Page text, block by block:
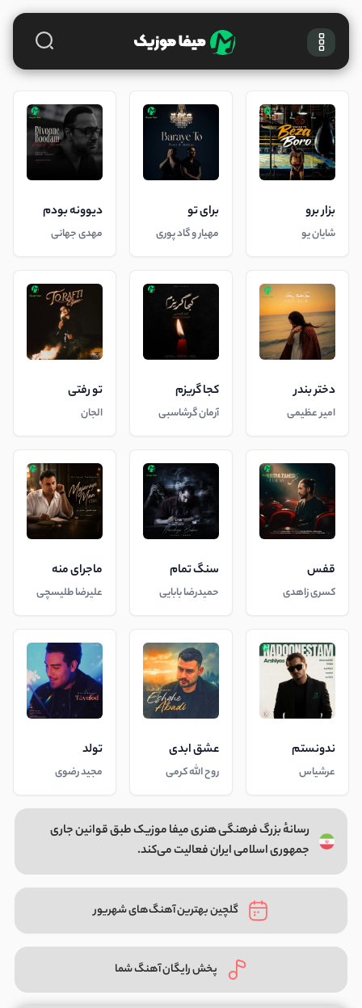
بزار برو
شایان یو
برای تو
مهیار و گاد پوری
دیوونه بودم
مهدی جهانی
دختر بندر
امیر عظیمی
کجا گریزم
آرمان گرشاسبی
تو رفتی
الجان
قفس
کسری زاهدی
سنگ تمام
حمیدرضا بابایی
ماجرای منه
علیرضا طلیسچی
ندونستم
عرشیاس
عشق ابدی
روح الله کرمی
تولد
مجید رضوی
رسانهٔ بزرگ فرهنگی هنری میفا موزیک طبق قوانین جاری
جمهوری اسلامی ایران فعالیت می‌کند.
گلچین بهترین آهنگ‌های شهریور
پخش رایگان آهنگ شما